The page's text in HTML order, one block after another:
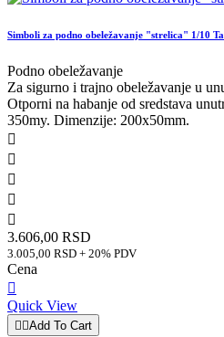
Simboli za podno obeležavanje "strelica" 1/10
Podno obeležavanje
Za sigurno i trajno obeležavanje u
Otporni na habanje od sredstava
350my. Dimenzije: 200x50mm.





3.606,00 RSD
3.005,00 RSD + 20% PDV
Cena

Quick View
 Add To Cart